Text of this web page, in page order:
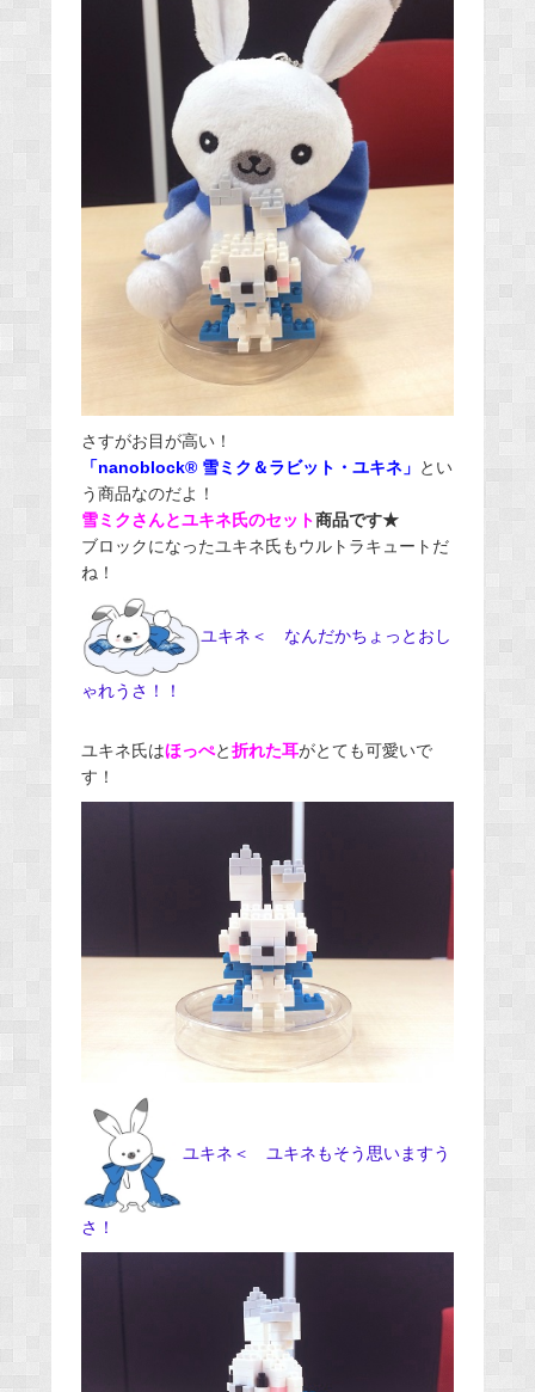
さすがお目が高い！
「nanoblock® 雪ミク＆ラビット・ユキネ」 とい
う商品なのだよ！
雪ミクさんとユキネ氏のセット商品です★
ブロックになったユキネ氏もウルトラキュートだ
ね！
ユキネ＜ なんだかちょっとおし
ゃれうさ！！
ユキネ氏はほっぺと折れた耳がとても可愛いで
す！
ユキネ＜ ユキネもそう思いますう
さ！